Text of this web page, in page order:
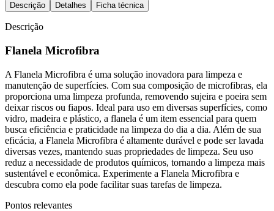
Descrição Detalhes Ficha técnica
Descrição
Flanela Microfibra
A Flanela Microfibra é uma solução inovadora para limpeza e
manutenção de superfícies. Com sua composição de microfibras, ela
proporciona uma limpeza profunda, removendo sujeira e poeira sem
deixar riscos ou fiapos. Ideal para uso em diversas superfícies, como
vidro, madeira e plástico, a flanela é um item essencial para quem
busca eficiência e praticidade na limpeza do dia a dia. Além de sua
eficácia, a Flanela Microfibra é altamente durável e pode ser lavada
diversas vezes, mantendo suas propriedades de limpeza. Seu uso
reduz a necessidade de produtos químicos, tornando a limpeza mais
sustentável e econômica. Experimente a Flanela Microfibra e
descubra como ela pode facilitar suas tarefas de limpeza.
Pontos relevantes